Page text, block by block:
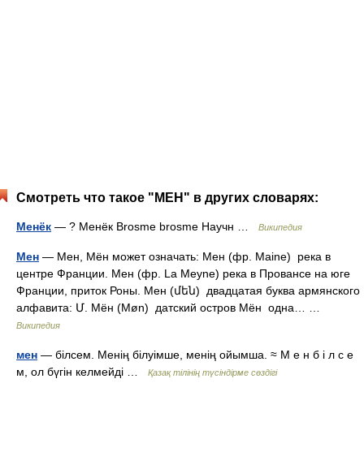
Смотреть что такое "МЕН" в других словарях:
Менёк — ? Менёк Brosme brosme Научн … Википедия
Мен — Мен, Мён может означать: Мен (фр. Maine) река в
центре Франции. Мен (фр. La Meyne) река в Провансе на юге
Франции, приток Роны. Мен (մեն) двадцатая буква армянского
алфавита: Մ. Мён (Møn) датский остров Мён одна… …
Википедия
мен — білсем. Менің білуімше, менің ойымша. ≈ М е н б і л с е
м, ол бүгін келмейді …
Қазақ тілінің түсіндірме сөздігі